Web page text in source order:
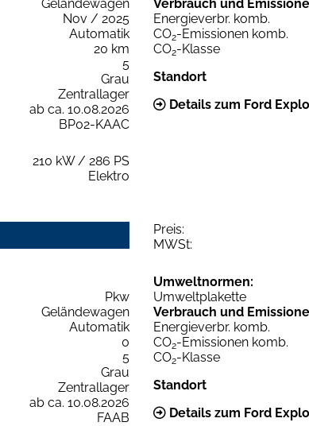
Geländewagen
Nov / 2025
Automatik
20 km
5
Grau
Zentrallager
ab ca. 10.08.2026
BP02-KAAC
210 kW / 286 PS
Elektro
Verbrauch und
Energieverbr. komb.
CO2-Emissionen komb.
CO2-Klasse
Standort
Details zum Ford
Preis:
MWSt:
Pkw
Geländewagen
Automatik
0
5
Grau
Zentrallager
ab ca. 10.08.2026
FAAB
Umweltnormen:
Umweltplakette
Verbrauch und
Energieverbr. komb.
CO2-Emissionen komb.
CO2-Klasse
Standort
Details zum Ford